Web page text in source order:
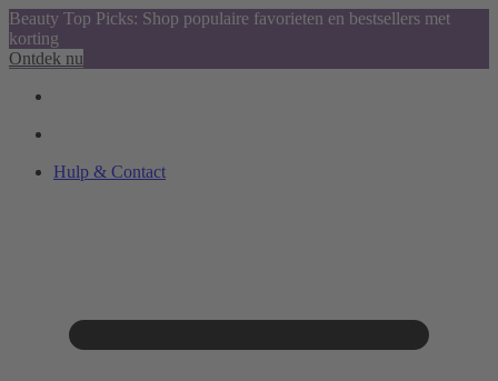
Beauty Top Picks: Shop populaire favorieten en bestsellers met
korting
Ontdek nu
Hulp & Contact